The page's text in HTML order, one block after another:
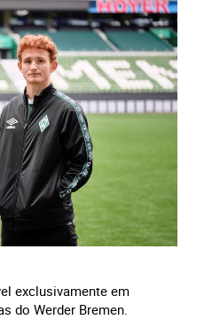
exclusivamente em
do Werder Bremen.